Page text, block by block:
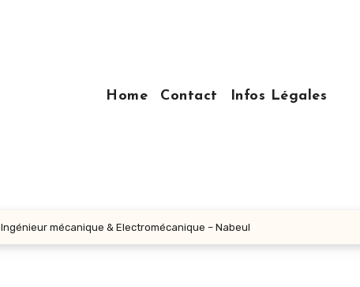
Home
Contact Infos Légales
Ingénieur mécanique & Electromécanique – Nabeul